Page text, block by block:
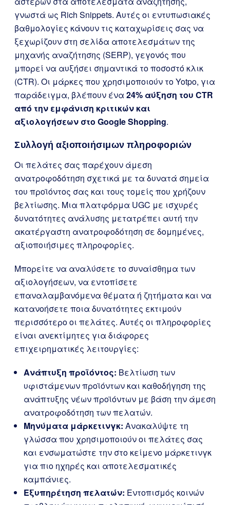
γνωστά ως Rich Snippets. Αυτές οι εντυπωσιακές
βαθμολογίες κάνουν τις καταχωρίσεις σας να
ξεχωρίζουν στη σελίδα αποτελεσμάτων της
μηχανής αναζήτησης (SERP), γεγονός που
μπορεί να αυξήσει σημαντικά το ποσοστό κλικ
(CTR). Οι μάρκες που χρησιμοποιούν το Yotpo, για
παράδειγμα, βλέπουν ένα 24% αύξηση του CTR
από την εμφάνιση κριτικών και
αξιολογήσεων στο Google Shopping.
Συλλογή αξιοποιήσιμων πληροφοριών
Οι πελάτες σας παρέχουν άμεση
ανατροφοδότηση σχετικά με τα δυνατά σημεία
του προϊόντος σας και τους τομείς που χρήζουν
βελτίωσης. Μια πλατφόρμα UGC με ισχυρές
δυνατότητες ανάλυσης μετατρέπει αυτή την
ακατέργαστη ανατροφοδότηση σε δομημένες,
αξιοποιήσιμες πληροφορίες.
Μπορείτε να αναλύσετε το συναίσθημα των
αξιολογήσεων, να εντοπίσετε
επαναλαμβανόμενα θέματα ή ζητήματα και να
κατανοήσετε ποια δυνατότητες εκτιμούν
περισσότερο οι πελάτες. Αυτές οι πληροφορίες
είναι ανεκτίμητες για διάφορες
επιχειρηματικές λειτουργίες:
Ανάπτυξη προϊόντος: Βελτίωση των
υφιστάμενων προϊόντων και καθοδήγηση της
ανάπτυξης νέων προϊόντων με βάση την άμεση
ανατροφοδότηση των πελατών.
Μηνύματα μάρκετινγκ: Ανακαλύψτε τη
γλώσσα που χρησιμοποιούν οι πελάτες σας
και ενσωματώστε την στο κείμενο μάρκετινγκ
για πιο ηχηρές και αποτελεσματικές
καμπάνιες.
Εξυπηρέτηση πελατών: Εντοπισμός κοινών